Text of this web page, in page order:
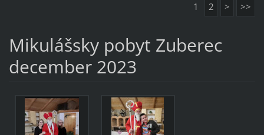
1 2 > >>
Mikulášsky pobyt Zuberec
december 2023